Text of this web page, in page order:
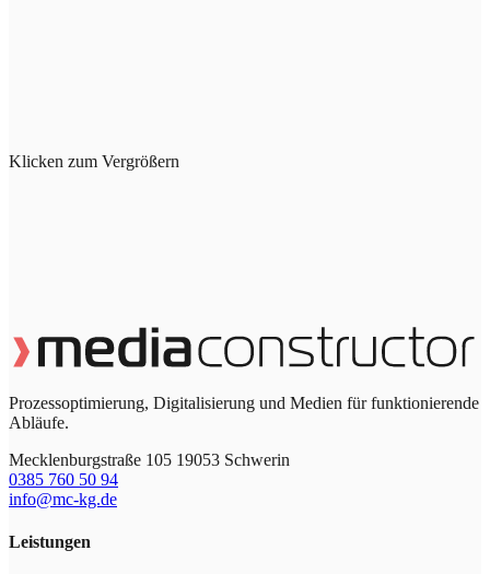
Klicken zum Vergrößern
Prozessoptimierung, Digitalisierung und Medien für funktionierende
Abläufe.
Mecklenburgstraße 105 19053 Schwerin
0385 760 50 94
info@mc-kg.de
Leistungen